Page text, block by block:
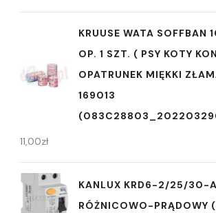
KRUUSE WATA SOFFBAN
OP. 1 SZT. ( PSY KOTY
OPATRUNEK MIĘKKI
169013
11,00zł
KANLUX KRD6-2/25/30-
RÓŻNICOWO-PRĄDOWY